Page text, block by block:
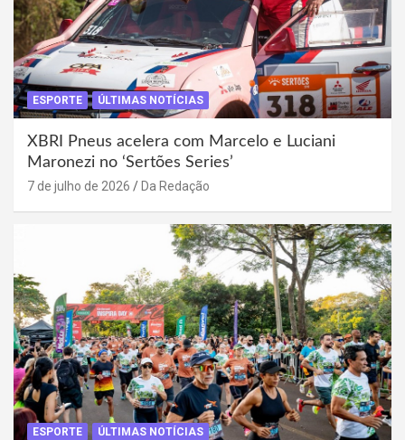
ESPORTE ÚLTIMAS NOTÍCIAS
XBRI Pneus acelera com Marcelo e Luciani
Maronezi no ‘Sertões Series’
7 de julho de 2026 Da Redação
ESPORTE ÚLTIMAS NOTÍCIAS